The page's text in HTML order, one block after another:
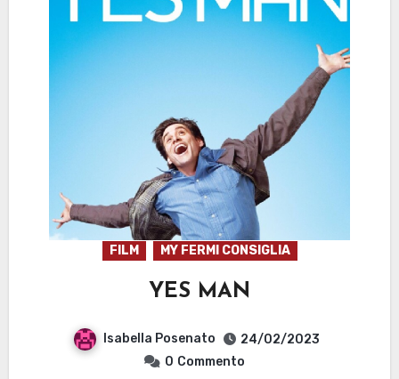
FILM MY FERMI CONSIGLIA
YES MAN
Isabella Posenato
24/02/2023
0 Commento